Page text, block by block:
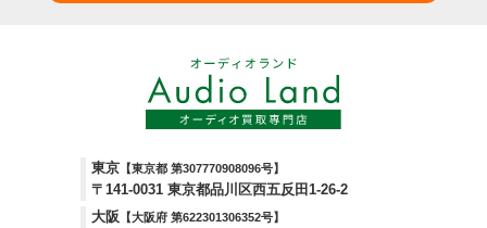
東京 【東京都 第307770908096号】
〒141-0031 東京都品川区西五反田1-26-2
大阪
【大阪府 第622301306352号】